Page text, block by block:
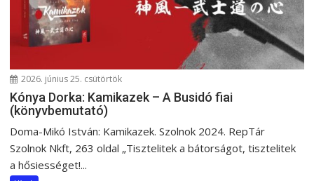
2026. június 25. csütörtök
Kónya Dorka: Kamikazek – A Busidó fiai
(könyvbemutató)
Doma-Mikó István: Kamikazek. Szolnok 2024. RepTár
Szolnok Nkft, 263 oldal „Tisztelitek a bátorságot, tisztelitek
a hősiességet!...